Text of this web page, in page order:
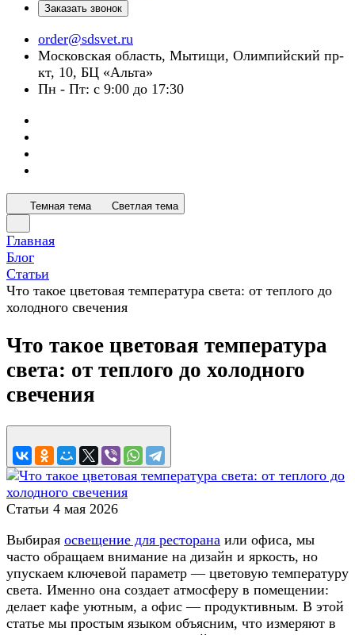
Заказать звонок
order@sdsvet.ru
Московская область, Мытищи, Олимпийский пр-
кт, 10, БЦ «Альта»
Пн - Пт: с 9:00 до 17:30
Темная тема Светлая тема
Главная
Блог
Статьи
Что такое цветовая температура света: от теплого до
холодного свечения
Что такое цветовая температура
света: от теплого до холодного
свечения
Статьи 4 мая 2026
Выбирая освещение для ресторана или офиса, мы
часто обращаем внимание на дизайн и яркость, но
упускаем ключевой параметр — цветовую температуру
света. Именно она создает атмосферу в помещении:
делает кафе уютным, а офис — продуктивным. В этой
статье мы простым языком объясним, что измеряют в